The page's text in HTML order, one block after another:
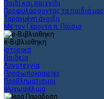
Παιδί και παιχνίδι
Προφυλάσσοντας τα παιδιά μας
Ταραγμένη άνοιξη
Με τον Γέροντα π. Παϊσιο
e-Βιβλιοθηκη
Ιστορικά
Παιδεία
Λογοτεχνία
Προσωπογραφίες
Προβληματισμοί
Ψυχωφέλιμα